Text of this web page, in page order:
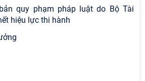
quy phạm pháp luật do Bộ Tài
hiệu lực thi hành